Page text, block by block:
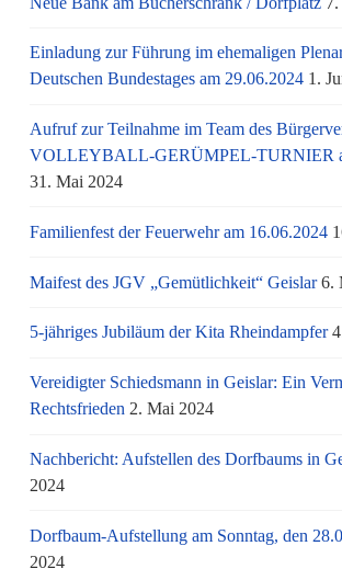
Einladung zur Führung im ehemaligen
Deutschen Bundestages am 29.06.2024 1.
Aufruf zur Teilnahme im Team des
VOLLEYBALL-GERÜMPEL-TURNIER
31. Mai 2024
Familienfest der Feuerwehr am 16.06.2024
Maifest des JGV „Gemütlichkeit“ Geislar 6.
5-jähriges Jubiläum der Kita Rheindampfer
Vereidigter Schiedsmann in Geislar: Ein
Rechtsfrieden 2. Mai 2024
Nachbericht: Aufstellen des Dorfbaums in
2024
Dorfbaum-Aufstellung am Sonntag, den
2024